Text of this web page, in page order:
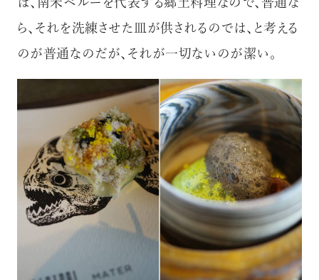
は、南米ペルーを代表する郷土料理なので、普通な
ら、それを洗練させた皿が供されるのでは、と考える
のが普通なのだが、それが一切ないのが潔い。